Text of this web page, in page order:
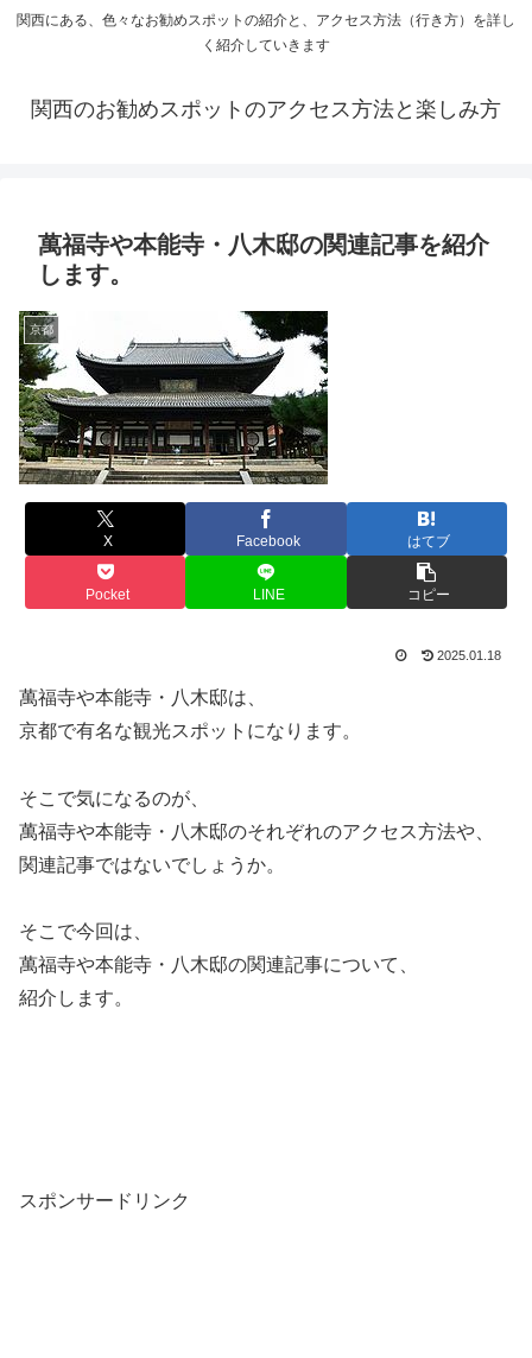
関西にある、色々なお勧めスポットの紹介と、アクセス方法（行き方）を詳し
く紹介していきます
関西のお勧めスポットのアクセス方法と楽しみ方
萬福寺や本能寺・八木邸の関連記事を紹介
します。
京都
X Facebook はてブ
Pocket LINE コピー
2025.01.18
萬福寺や本能寺・八木邸は、
京都で有名な観光スポットになります。
そこで気になるのが、
萬福寺や本能寺・八木邸のそれぞれのアクセス方法や、
関連記事ではないでしょうか。
そこで今回は、
萬福寺や本能寺・八木邸の関連記事について、
紹介します。
スポンサードリンク